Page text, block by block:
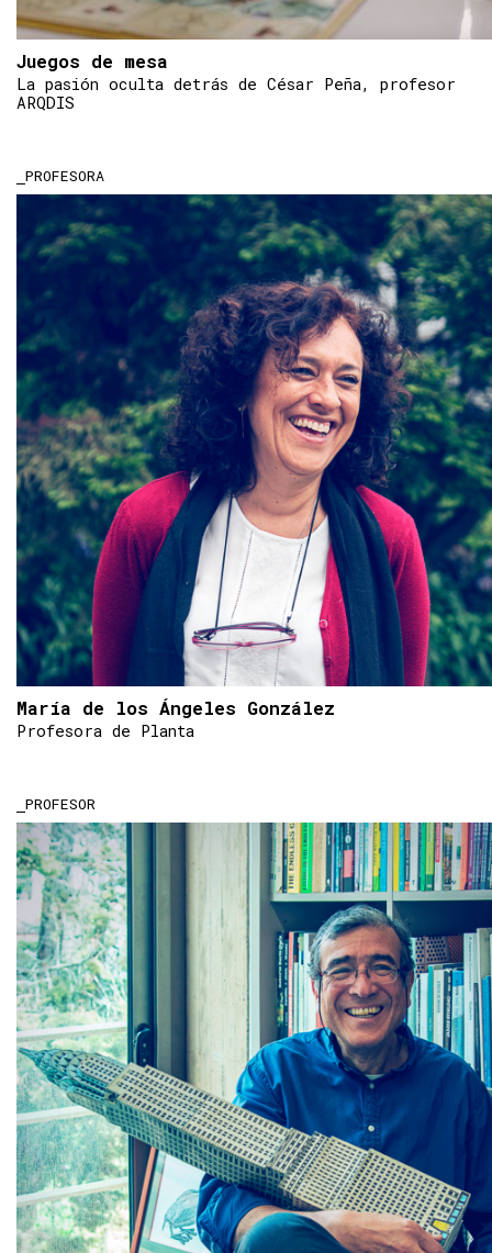
Juegos de mesa
La pasión oculta detrás de César Peña, profesor
ARQDIS
PROFESORA
María de los Ángeles González
Profesora de Planta
PROFESOR